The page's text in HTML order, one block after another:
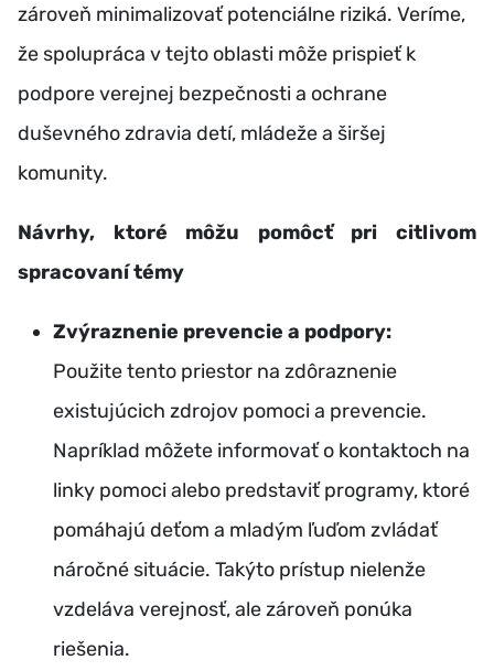
zároveň minimalizovať potenciálne riziká. Veríme,
že spolupráca v tejto oblasti môže prispieť k
podpore verejnej bezpečnosti a ochrane
duševného zdravia detí, mládeže a širšej
komunity.
Návrhy, ktoré môžu pomôcť pri citlivom
spracovaní témy
Zvýraznenie prevencie a podpory:
Použite tento priestor na zdôraznenie
existujúcich zdrojov pomoci a prevencie.
Napríklad môžete informovať o kontaktoch na
linky pomoci alebo predstaviť programy, ktoré
pomáhajú deťom a mladým ľuďom zvládať
náročné situácie. Takýto prístup nielenže
vzdeláva verejnosť, ale zároveň ponúka
riešenia.